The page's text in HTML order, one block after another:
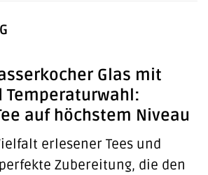
Glas mit
Temperaturwahl:
auf höchstem Niveau
erlesener Tees und
Zubereitung, die den